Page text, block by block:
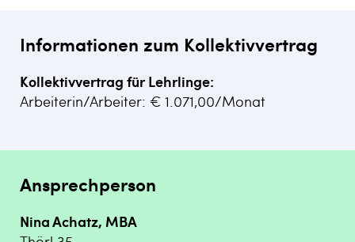
Informationen zum Kollektivvertrag
Kollektivvertrag für Lehrlinge:
Arbeiterin/Arbeiter: € 1.071,00/Monat
Ansprechperson
Nina Achatz, MBA